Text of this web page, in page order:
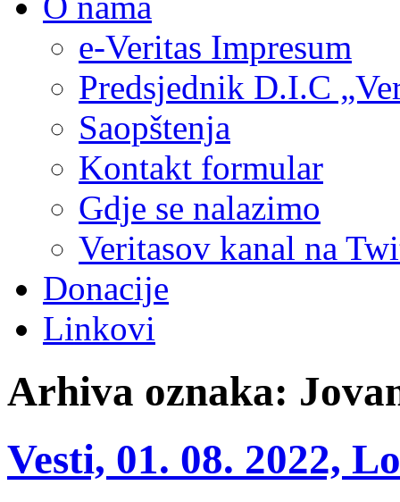
e-Veritas Impresum
Predsjednik D.I.C
Saopštenja
Kontakt formular
Gdje se nalazimo
Veritasov kanal na
Donacije
Linkovi
Arhiva oznaka:
Vesti, 01. 08. 2022,